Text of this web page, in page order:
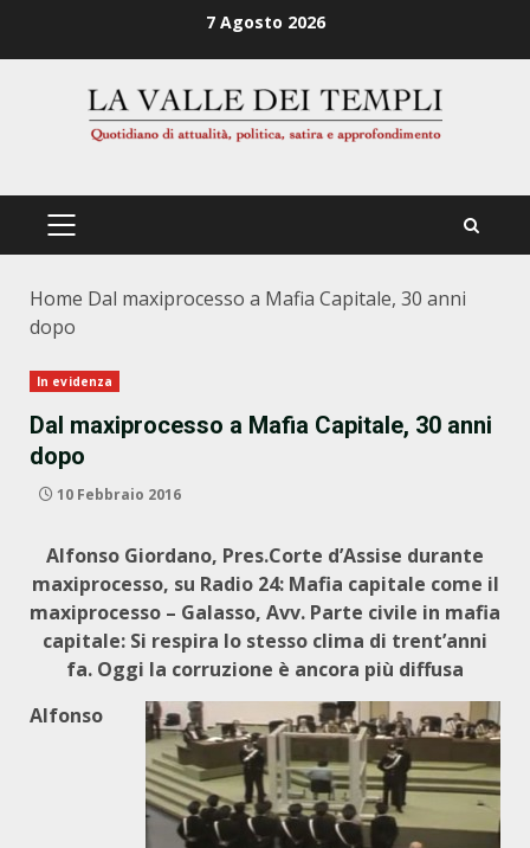
7 Agosto 2026
PRIMÄRES
Home Dal maxiprocesso a Mafia Capitale, 30 anni
dopo
In evidenza
Dal maxiprocesso a Mafia Capitale, 30 anni
dopo
10 Febbraio 2016
Alfonso Giordano, Pres.Corte d’Assise durante
maxiprocesso, su Radio 24: Mafia capitale come il
maxiprocesso – Galasso, Avv. Parte civile in mafia
capitale: Si respira lo stesso clima di trent’anni
fa. Oggi la corruzione è ancora più diffusa
Alfonso